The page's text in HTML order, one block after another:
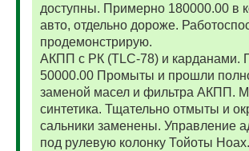
доступны. Примерно 180000.00 в
авто, отдельно дороже.
продемонстрирую.
АКПП с РК (TLC-78) и карданами.
50000.00 Промыты и прошли
заменой масел и фильтра АКПП.
синтетика. Тщательно отмыты и
сальники заменены. Управление
под рулевую колонку Тойоты Ноах.